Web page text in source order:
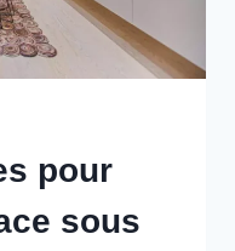
pour
sous